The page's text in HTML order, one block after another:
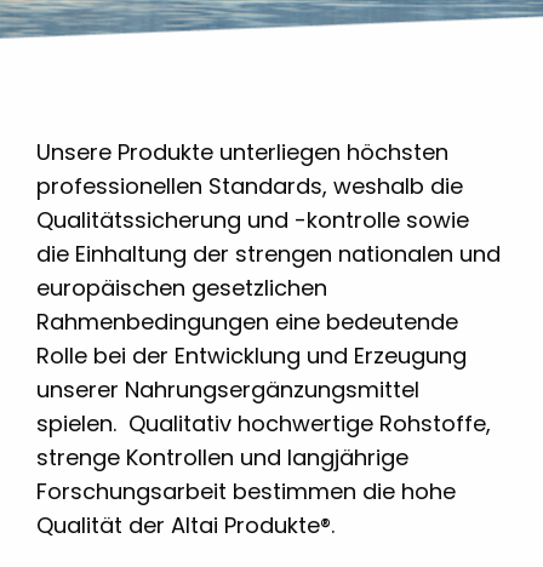
Unsere Produkte unterliegen höchsten
professionellen Standards, weshalb die
Qualitätssicherung und -kontrolle sowie
die Einhaltung der strengen nationalen und
europäischen gesetzlichen
Rahmenbedingungen eine bedeutende
Rolle bei der Entwicklung und Erzeugung
unserer Nahrungsergänzungsmittel
spielen. Qualitativ hochwertige Rohstoffe,
strenge Kontrollen und langjährige
Forschungsarbeit bestimmen die hohe
Qualität der Altai Produkte®.